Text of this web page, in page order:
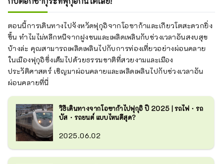
ตอนนี้การเดินทางไปจังหวัดฟุกุอิจากโอซาก้าและเกียวโตสะดวกยิ่ง
ขึ้น ทำไมไม่หลีกหนีจากฝูงชนและเพลิดเพลินกับช่วงเวลาอันสงบสุข
บ้างล่ะ คุณสามารถเพลิดเพลินไปกับการท่องเที่ยวอย่างผ่อนคลาย
ในเมืองฟุกุอิซึ่งเต็มไปด้วยธรรมชาติที่สวยงามและเมือง
ประวัติศาสตร์ เชิญมาผ่อนคลายและเพลิดเพลินไปกับช่วงเวลาอัน
ผ่อนคลายที่นี่
วิธีเดินทางจากโอซาก้าไปฟุกุอิ ปี 2025 | รถไฟ・รถ
บัส・รถยนต์ แบบไหนดีสุด?
2025.06.02